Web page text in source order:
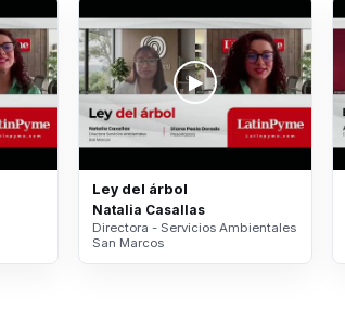
Ley del árbol
Natalia Casallas
Directora - Servicios Ambientales
San Marcos